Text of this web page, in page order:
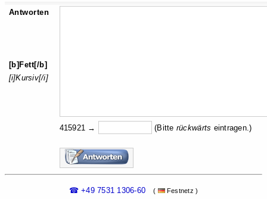
Antworten
[b]Fett[/b]
[i]Kursiv[/i]
415921 → (Bitte rückwärts eintragen.)
☎ +49 7531 1306-60 ( Festnetz )